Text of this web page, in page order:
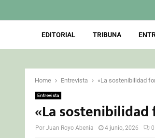
EDITORIAL TRIBUNA
Home Entrevista «La sostenibilidad
Entrevista
«La
Por Juan Royo Abenia 4 junio, 2026 0